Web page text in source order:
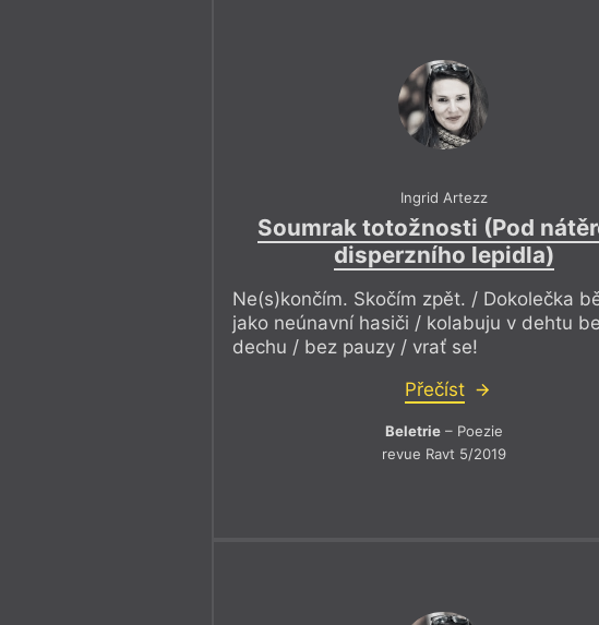
Ingrid Artezz
Soumrak totožnosti (Pod
disperzního lepidla)
Ne(s)končím. Skočím zpět. / Dokolečka
jako neúnavní hasiči / kolabuju v dehtu
dechu / bez pauzy / vrať se!
Přečíst
Beletrie– Poezie
revue Ravt 5/2019